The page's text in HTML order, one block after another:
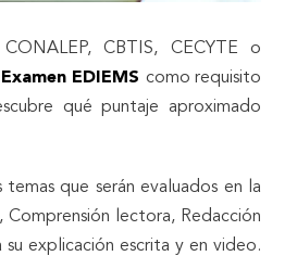
CBTIS, CECYTE o
Examen EDIEMS como requisito
qué puntaje aproximado
que serán evaluados en la
Comprensión lectora, Redacción
explicación escrita y en video.